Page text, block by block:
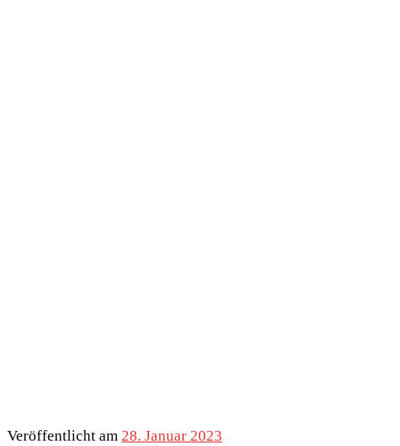
Veröffentlicht am 28. Januar 2023